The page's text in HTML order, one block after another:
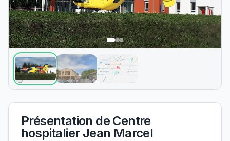
Présentation de Centre
hospitalier Jean Marcel